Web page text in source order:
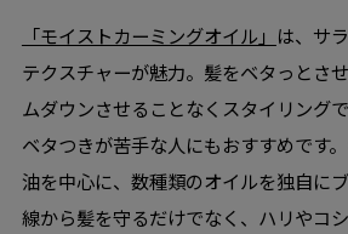
「モイストカーミングオイル」 は、サ
テクスチャーが魅力。髪をベタっとさ
ムダウンさせることなくスタイリング
ベタつきが苦手な人にもおすすめです
油を中心に、数種類のオイルを独自に
線から髪を守るだけでなく、ハリやコシ